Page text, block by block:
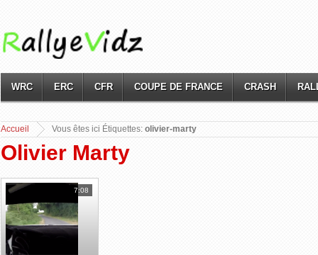
WRC ERC CFR COUPE DE FRANCE CRASH
Vous
Accueil êtes ici Étiquettes: olivier-marty
Olivier Marty
7:08